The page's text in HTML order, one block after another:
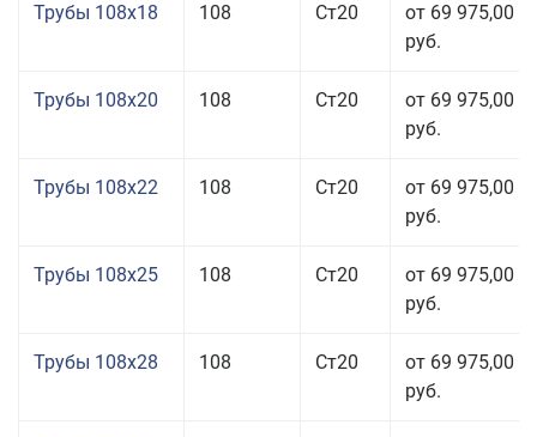
Трубы 108x18 108 Ст20
от 69 975,00
руб.
Трубы 108x20 108 Ст20
от 69 975,00
руб.
Трубы 108x22 108 Ст20
от 69 975,00
руб.
Трубы 108x25 108 Ст20
от 69 975,00
руб.
Трубы 108x28 108 Ст20
от 69 975,00
руб.